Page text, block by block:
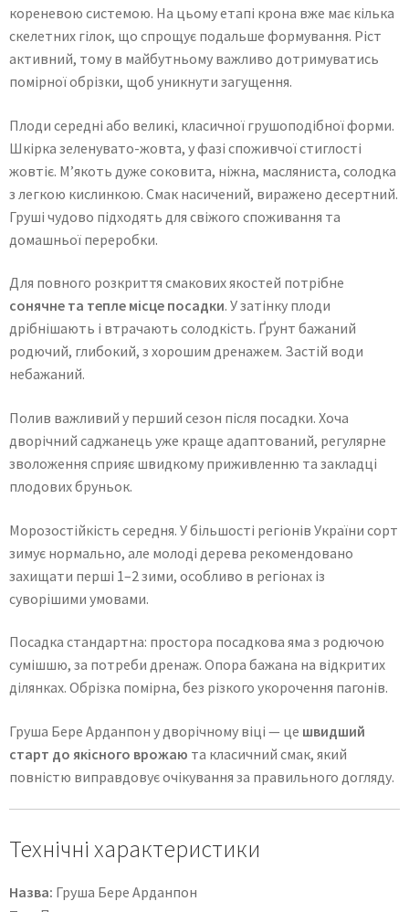
кореневою системою. На цьому етапі крона вже має кілька
скелетних гілок, що спрощує подальше формування. Ріст
активний, тому в майбутньому важливо дотримуватись
помірної обрізки, щоб уникнути загущення.
Плоди середні або великі, класичної грушоподібної форми.
Шкірка зеленувато-жовта, у фазі споживчої стиглості
жовтіє. М’якоть дуже соковита, ніжна, масляниста, солодка
з легкою кислинкою. Смак насичений, виражено десертний.
Груші чудово підходять для свіжого споживання та
домашньої переробки.
Для повного розкриття смакових якостей потрібне
сонячне та тепле місце посадки. У затінку плоди
дрібнішають і втрачають солодкість. Ґрунт бажаний
родючий, глибокий, з хорошим дренажем. Застій води
небажаний.
Полив важливий у перший сезон після посадки. Хоча
дворічний саджанець уже краще адаптований, регулярне
зволоження сприяє швидкому приживленню та закладці
плодових бруньок.
Морозостійкість середня. У більшості регіонів України сорт
зимує нормально, але молоді дерева рекомендовано
захищати перші 1–2 зими, особливо в регіонах із
суворішими умовами.
Посадка стандартна: простора посадкова яма з родючою
сумішшю, за потреби дренаж. Опора бажана на відкритих
ділянках. Обрізка помірна, без різкого укорочення пагонів.
Груша Бере Арданпон у дворічному віці — це швидший
старт до якісного врожаю та класичний смак, який
повністю виправдовує очікування за правильного догляду.
Технічні характеристики
Назва: Груша Бере Арданпон